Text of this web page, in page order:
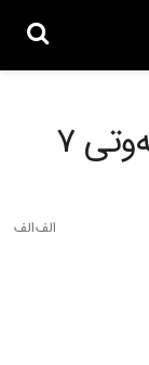
موه‌فه‌ق ڕۆبه‌یعی: تورکیا نه‌وتی 7